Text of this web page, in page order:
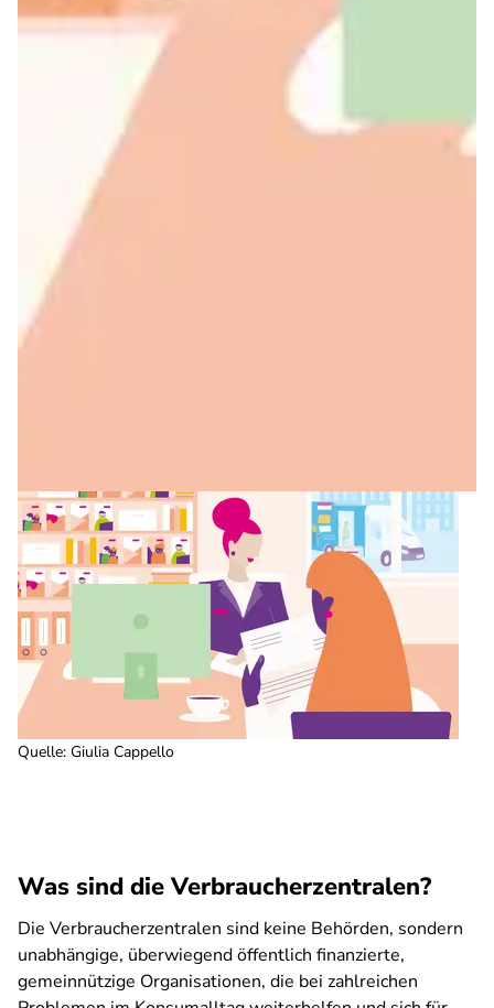
Quelle: Giulia Cappello
Was sind die Verbraucherzentralen?
Die Verbraucherzentralen sind keine Behörden, sondern
unabhängige, überwiegend öffentlich finanzierte,
gemeinnützige Organisationen, die bei zahlreichen